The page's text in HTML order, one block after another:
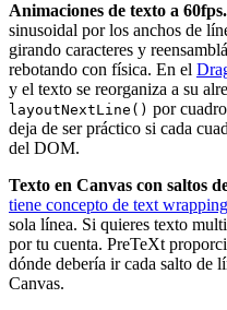
Animaciones de texto a 60fps.
sinusoidal por los anchos de
girando caracteres y
rebotando con física. En el
y el texto se reorganiza a su
layoutNextLine() por
deja de ser práctico si cada
del DOM.
Texto en Canvas con saltos
tiene concepto de text wrapping
sola línea. Si quieres texto
por tu cuenta. PreTeXt
dónde debería ir cada salto de
Canvas.